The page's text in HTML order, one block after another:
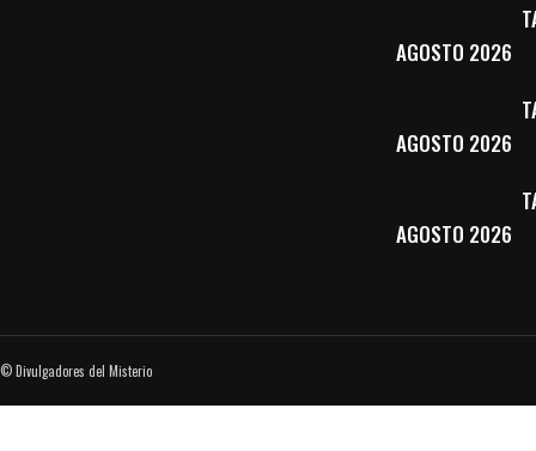
AGOSTO 2026
AGOSTO 2026
AGOSTO 2026
© Divulgadores del Misterio